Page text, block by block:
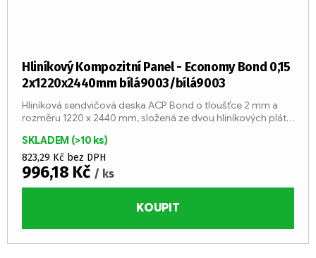
Hliníkový Kompozitní Panel - Economy Bond 0,15
2x1220x2440mm bílá9003/bílá9003
SKLADEM (>10 ks)
823,29 Kč bez DPH
996,18 Kč / ks
KOUPIT
Hliníková sendvičová deska ACP Bond o tloušťce 2 mm a
rozměru 1220 x 2440 mm, složená ze dvou hliníkových plátů
oheň...